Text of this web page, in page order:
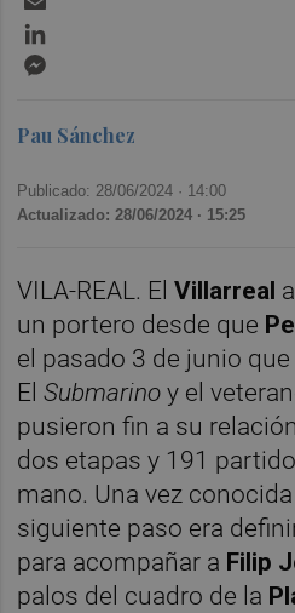
Pau Sánchez
Publicado: 28/06/2024 · 14:00
Actualizado: 28/06/2024 · 15:25
VILA-REAL. ElVillarreal
un portero desde que
el pasado 3 de junio
ElSubmarinoy el
pusieron fin a su
dos etapas y 191
mano. Una vez
siguiente paso era
para acompañar a Filip
palos del cuadro de la